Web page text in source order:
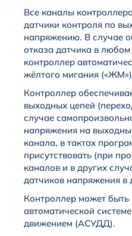
Все каналы
датчики контроля по
напряжению. В случае
отказа датчика в
контроллер
жёлтого мигания
Контроллер
выходных цепей
случае
напряжения на
канала, в тактах
присутствовать (при
каналов и в других
датчиков напряжения в
Контроллер может
автоматической
движением (АСУДД).